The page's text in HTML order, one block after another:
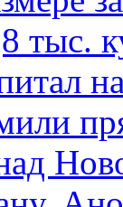
тыс.